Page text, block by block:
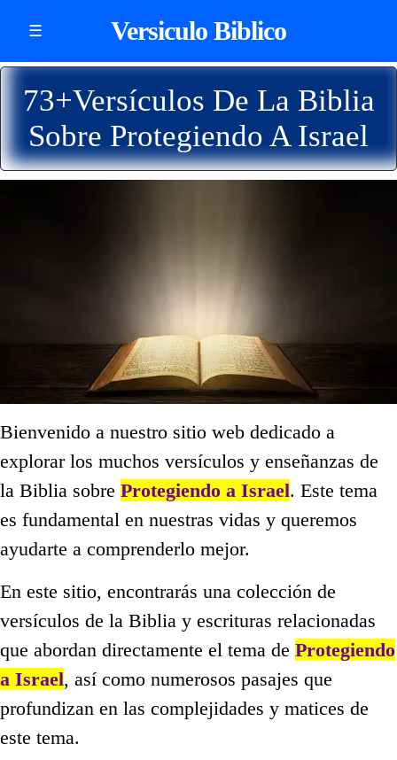
☰ Versiculo Biblico
73+Versículos De La Biblia
Sobre Protegiendo A Israel
Bienvenido a nuestro sitio web dedicado a
explorar los muchos versículos y enseñanzas de
la Biblia sobre Protegiendo a Israel. Este tema
es fundamental en nuestras vidas y queremos
ayudarte a comprenderlo mejor.
En este sitio, encontrarás una colección de
versículos de la Biblia y escrituras relacionadas
que abordan directamente el tema de Protegiendo
a Israel, así como numerosos pasajes que
profundizan en las complejidades y matices de
este tema.